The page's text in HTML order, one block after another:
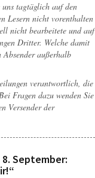
tagtäglich auf den
Lesern nicht vorenthalten
nicht bearbeitete und auf
Dritter. Welche damit
Absender außerhalb
verantwortlich, die
Fragen dazu wenden Sie
Versender der
September: